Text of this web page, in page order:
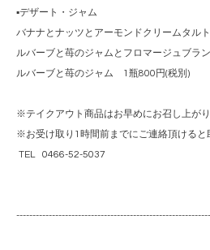
▪️デザート・ジャム
バナナとナッツとアーモンドクリームタル
ルバーブと苺のジャムとフロマージュブラ
ルバーブと苺のジャム 1瓶800円(税別)
※テイクアウト商品はお早めにお召し上が
※お受け取り1時間前までにご連絡頂けると
TEL 0466-52-5037
------------------------------------------------------------